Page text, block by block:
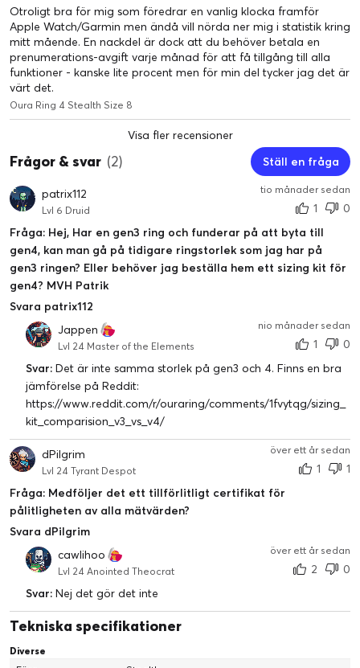
Få exklusiv tillgång till vägledning som blir allt mer skräddarsydd
med tiden. Bli medlem för €5,99 EUR/månad eller €69,99 EUR/
år - och nya medlemmar får sin första månad gratis**.
Sömn
Sömnresultat
Svaret på "hur sov du inatt?" Din poäng baseras på din totala
sömn, hjärtfrekvensvariabilitet (HRV), nattrörelser,
sömnregelbundenhet och mer.
Otroligt bra för mig som föredrar en vanlig klocka framför
Apple Watch/Garmin men ändå vill nörda ner mig i statistik kring
mitt mående. En nackdel är dock att du behöver betala en
prenumerations-avgift varje månad för att få tillgång till alla
funktioner - kanske lite procent men för min del tycker jag det är
värt det.
Oura Ring 4 Stealth Size 8
Visa fler recensioner
Frågor & svar (2) Ställ en fråga
patrix112
Lvl 6 Druid
tio månader sedan
1
0
Fråga: Hej, Har en gen3 ring och funderar på att byta till
gen4, kan man gå på tidigare ringstorlek som jag har på
gen3 ringen? Eller behöver jag beställa hem ett sizing kit för
gen4? MVH Patrik
Svara patrix112
Jappen
Lvl 24 Master of the Elements
nio månader sedan
1
0
Svar: Det är inte samma storlek på gen3 och 4. Finns en bra
jämförelse på Reddit:
https://www.reddit.com/r/ouraring/comments/1fvytqg/sizing_
kit_comparision_v3_vs_v4/
dPilgrim
Lvl 24 Tyrant Despot
över ett år sedan
1
1
Fråga: Medföljer det ett tillförlitligt certifikat för
pålitligheten av alla mätvärden?
Svara dPilgrim
cawlihoo
Lvl 24 Anointed Theocrat
över ett år sedan
2
0
Svar: Nej det gör det inte
Tekniska specifikationer
Diverse